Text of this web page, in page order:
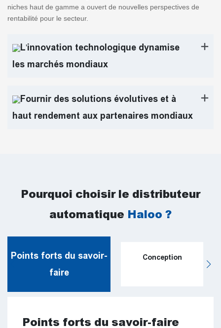
niches haut de gamme a ouvert de nouvelles perspectives de
rentabilité pour le secteur.
L'innovation technologique dynamise
les marchés mondiaux
Fournir des solutions évolutives et à
haut rendement aux partenaires mondiaux
Pourquoi choisir le distributeur
automatique Haloo ?
Points forts du savoir-
faire
Conception
Points forts du savoir-faire